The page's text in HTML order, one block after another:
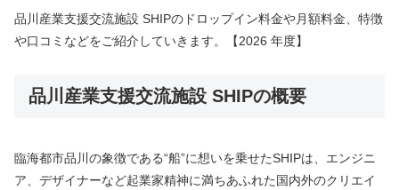
品川産業支援交流施設 SHIPのドロップイン料金や月額料金、特徴
や口コミなどをご紹介していきます。【2026 年度】
品川産業支援交流施設 SHIPの概要
臨海都市品川の象徴である“船”に想いを乗せたSHIPは、エンジニ
ア、デザイナーなど起業家精神に満ちあふれた国内外のクリエイ